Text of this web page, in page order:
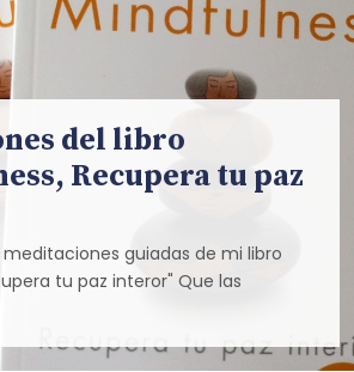
del libro
Recupera tu paz
guiadas de mi libro
tu paz interor" Que las